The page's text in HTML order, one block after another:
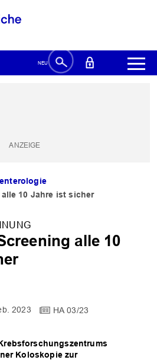
10 Jahre ist sicher
alle 10
2023 HA 03/23
Koloskopie zur